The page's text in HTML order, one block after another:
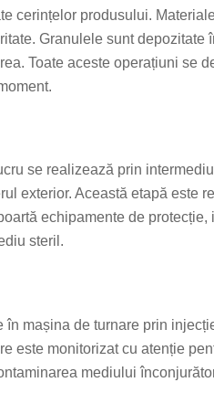
cerințelor produsului.
Granulele sunt depozitate
Toate aceste operațiuni se
se realizează prin
exterior. Această etapă este
echipamente de protecție,
steril.
mașina de turnare prin
este monitorizat cu atenție
mediului